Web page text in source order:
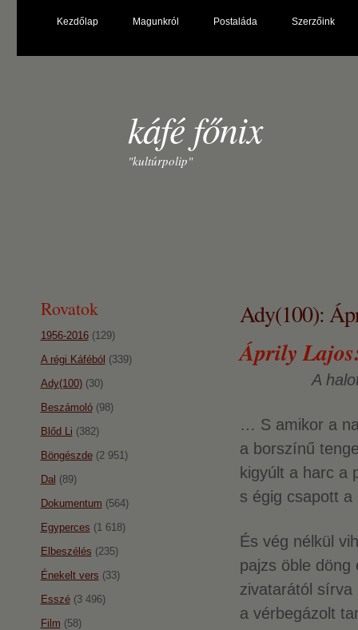
Kezdőlap Magunkról Postaláda Szerzőink
káfé főnix
"kultúrpolip"
Ady(100):
Áprily
A
… S amikor a
a borszínű
kigyúlt a harc a
s égig csapott
És vég nélkül
pajzs öble döng
zivatarától sírva
a vérbegázolt
Rovatok
1956-2016(129)
A régi Káféból (339)
Ady(100)(30)
Beszámoló(98)
Blőd Li (382)
Böngészde(2 951)
Dal (89)
Dokumentum (564)
Egyperces (1 618)
Elbeszélés (235)
Énekelt vers (33)
Esszé(3 496)
Film (58)